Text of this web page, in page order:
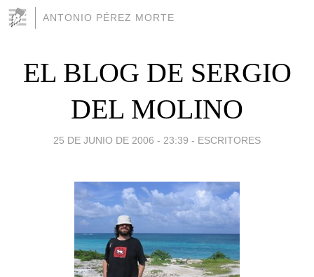
ANTONIO PÉREZ MORTE
EL BLOG DE SERGIO
DEL MOLINO
25 DE JUNIO DE 2006 - 23:39 - ESCRITORES